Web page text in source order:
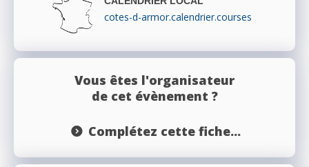
cotes-d-armor.calendrier.courses
Vous êtes l'organisateur
de cet évènement ?
Complétez cette fiche...